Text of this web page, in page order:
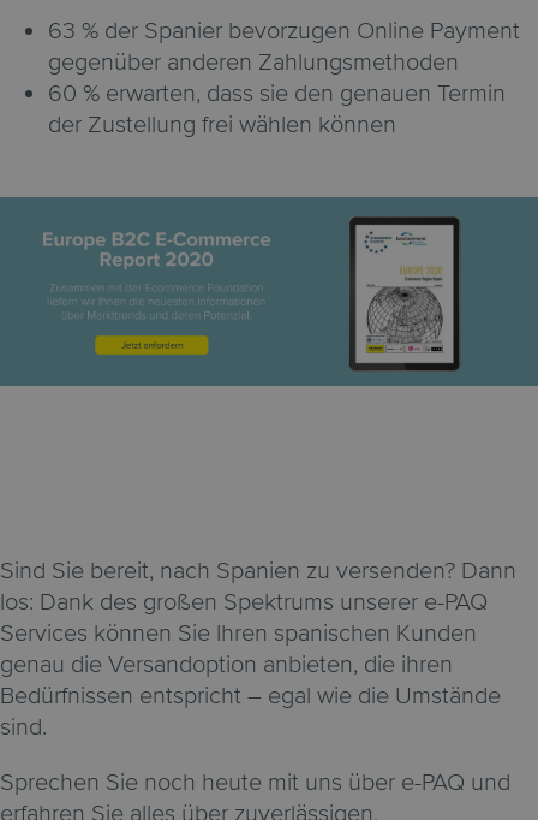
63 % der Spanier bevorzugen Online Payment
gegenüber anderen Zahlungsmethoden
60 % erwarten, dass sie den genauen Termin
der Zustellung frei wählen können
Sind Sie bereit, nach Spanien zu versenden? Dann
los: Dank des großen Spektrums unserer e-PAQ
Services können Sie Ihren spanischen Kunden
genau die Versandoption anbieten, die ihren
Bedürfnissen entspricht – egal wie die Umstände
sind.
Sprechen Sie noch heute mit uns über e-PAQ und
erfahren Sie alles über zuverlässigen,